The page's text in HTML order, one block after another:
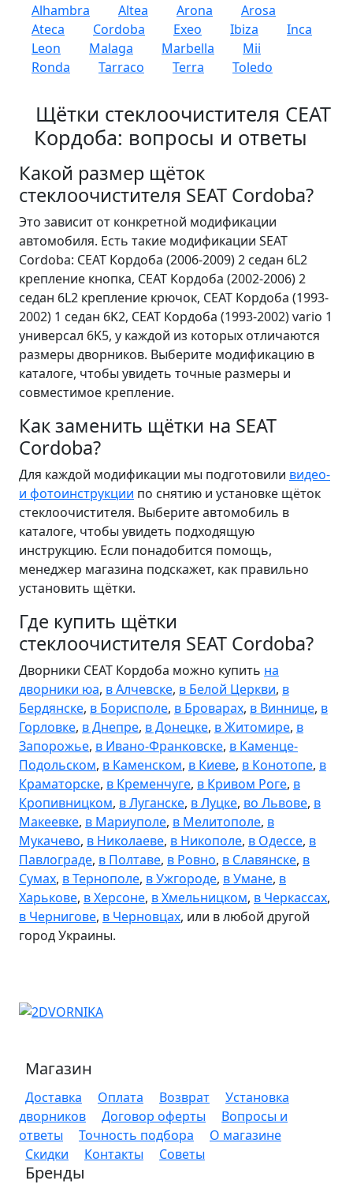
Alhambra Altea Arona
Arosa
Ateca
Cordoba Exeo Ibiza
Inca
Leon
Malaga Marbella
Mii
Ronda
Tarraco Terra Toledo
Щётки стеклоочистителя СЕАТ
Кордоба: вопросы и ответы
Какой размер щёток
стеклоочистителя SEAT Cordoba?
Это зависит от конкретной модификации
автомобиля. Есть такие модификации SEAT
Cordoba: СЕАТ Кордоба (2006-2009) 2 седан 6L2
крепление кнопка, СЕАТ Кордоба (2002-2006) 2
седан 6L2 крепление крючок, СЕАТ Кордоба (1993-
2002) 1 седан 6K2, СЕАТ Кордоба (1993-2002) vario 1
универсал 6K5, у каждой из которых отличаются
размеры дворников. Выберите модификацию в
каталоге, чтобы увидеть точные размеры и
совместимое крепление.
Как заменить щётки на SEAT
Cordoba?
Для каждой модификации мы подготовили видео-
и фотоинструкции по снятию и установке щёток
стеклоочистителя. Выберите автомобиль в
каталоге, чтобы увидеть подходящую
инструкцию. Если понадобится помощь,
менеджер магазина подскажет, как правильно
установить щётки.
Где купить щётки
стеклоочистителя SEAT Cordoba?
Дворники СЕАТ Кордоба можно купить на
дворники юа, в Алчевске, в Белой Церкви, в
Бердянске, в Борисполе, в Броварах, в Виннице, в
Горловке, в Днепре, в Донецке, в Житомире, в
Запорожье, в Ивано-Франковске, в Каменце-
Подольском, в Каменском, в Киеве, в Конотопе, в
Краматорске, в Кременчуге, в Кривом Роге, в
Кропивницком, в Луганске, в Луцке, во Львове, в
Макеевке, в Мариуполе, в Мелитополе, в
Мукачево, в Николаеве, в Никополе, в Одессе, в
Павлограде, в Полтаве, в Ровно, в Славянске, в
Сумах, в Тернополе, в Ужгороде, в Умане, в
Харькове, в Херсоне, в Хмельницком, в Черкассах,
в Чернигове, в Черновцах, или в любой другой
город Украины.
Магазин
Доставка Оплата Возврат
Установка
дворников
Договор оферты
Вопросы и
ответы
Точность подбора
О магазине
Скидки
Контакты Советы
Бренды